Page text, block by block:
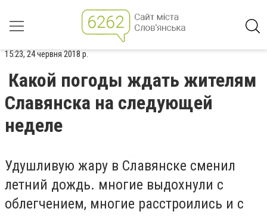
15:23, 24 червня 2018 р.
Какой погоды ждать жителям
Славянска на следующей
неделе
Удушливую жару в Славянске сменил
летний дождь. многие выдохнули с
облегчением, многие расстроились и с